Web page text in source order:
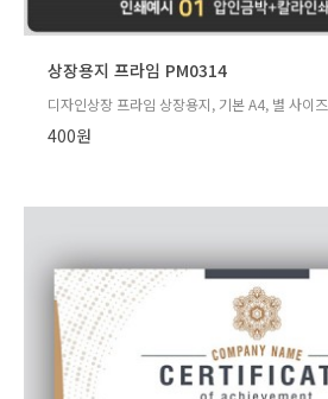
상장용지 프라임 PM0314
디자인상장 프라임 상장용지, 기본 A4, 별 사이
400원